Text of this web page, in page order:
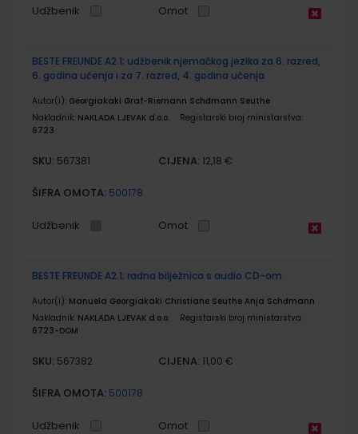
Udžbenik Omot
BESTE FREUNDE A2.1; udžbenik njemačkog jezika za 6. razred,
6. godina učenja i za 7. razred, 4. godina učenja
Autor(i): Georgiakaki Graf-Riemann Schđmann Seuthe
Nakladnik: NAKLADA LJEVAK d.o.o.
Registarski broj ministarstva:
6723
SKU: 567381 CIJENA: 12,18 €
ŠIFRA OMOTA: 500178
Udžbenik Omot
BESTE FREUNDE A2.1; radna bilježnica s audio CD-om
Autor(i): Manuela Georgiakaki Christiane Seuthe Anja Schđmann
Nakladnik: NAKLADA LJEVAK d.o.o.
Registarski broj ministarstva:
6723-DOM
SKU: 567382 CIJENA: 11,00 €
ŠIFRA OMOTA: 500178
Udžbenik Omot